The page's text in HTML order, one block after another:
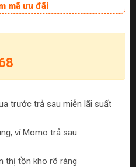
mã ưu đãi
trước trả sau miễn lãi suất
ví Momo trả sau
thị tồn kho rõ ràng